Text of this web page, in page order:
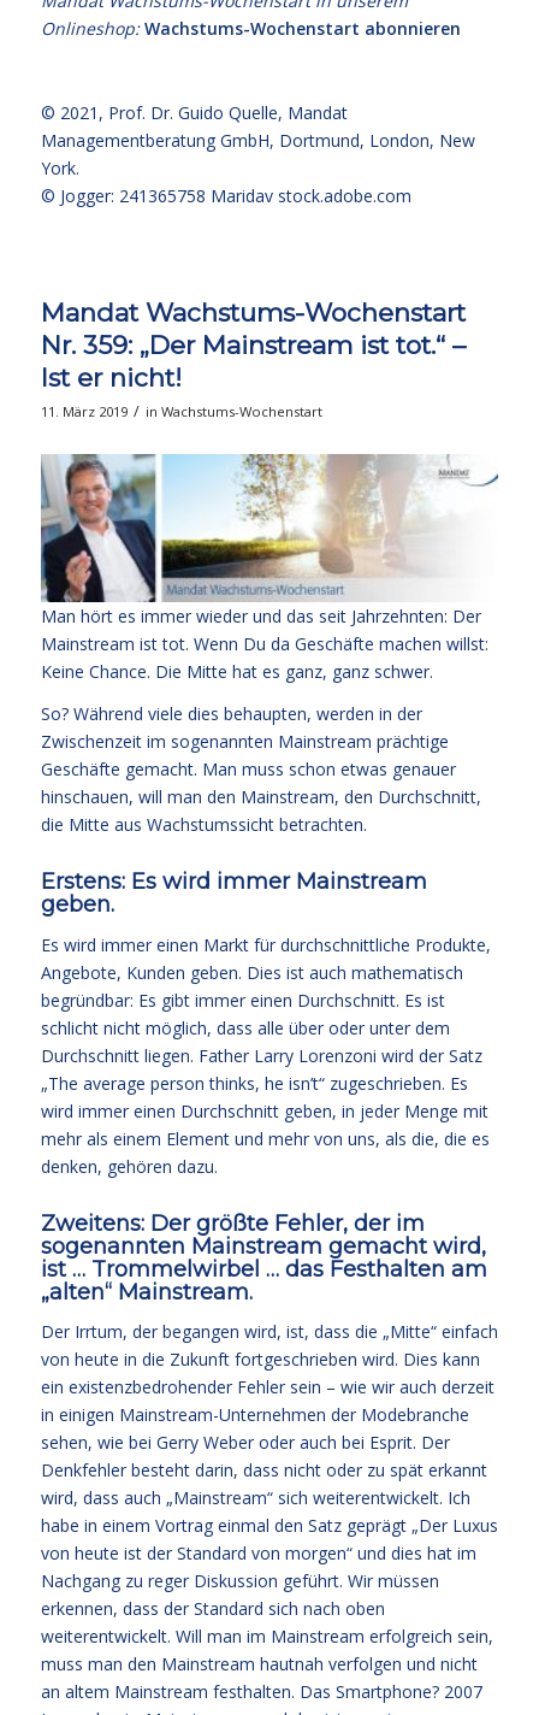
Onlineshop:Wachstums-Wochenstart abonnieren
© 2021, Prof. Dr. Guido Quelle, Mandat
Managementberatung GmbH, Dortmund, London, New
York.
© Jogger: 241365758 Maridav stock.adobe.com
Mandat Wachstums-Wochenstart
Nr. 359: „Der Mainstream ist tot.“ –
Ist er nicht!
11. März 2019 / in Wachstums-Wochenstart
Man hört es immer wieder und das seit Jahrzehnten: Der
Mainstream ist tot. Wenn Du da Geschäfte machen willst:
Keine Chance. Die Mitte hat es ganz, ganz schwer.
So? Während viele dies behaupten, werden in der
Zwischenzeit im sogenannten Mainstream prächtige
Geschäfte gemacht. Man muss schon etwas genauer
hinschauen, will man den Mainstream, den Durchschnitt,
die Mitte aus Wachstumssicht betrachten.
Erstens: Es wird immer Mainstream
geben.
Es wird immer einen Markt für durchschnittliche Produkte,
Angebote, Kunden geben. Dies ist auch mathematisch
begründbar: Es gibt immer einen Durchschnitt. Es ist
schlicht nicht möglich, dass alle über oder unter dem
Durchschnitt liegen. Father Larry Lorenzoni wird der Satz
„The average person thinks, he isn’t“ zugeschrieben. Es
wird immer einen Durchschnitt geben, in jeder Menge mit
mehr als einem Element und mehr von uns, als die, die es
denken, gehören dazu.
Zweitens: Der größte Fehler, der im
sogenannten Mainstream gemacht wird,
ist … Trommelwirbel … das Festhalten am
„alten“ Mainstream.
Der Irrtum, der begangen wird, ist, dass die „Mitte“ einfach
von heute in die Zukunft fortgeschrieben wird. Dies kann
ein existenzbedrohender Fehler sein – wie wir auch derzeit
in einigen Mainstream-Unternehmen der Modebranche
sehen, wie bei Gerry Weber oder auch bei Esprit. Der
Denkfehler besteht darin, dass nicht oder zu spät erkannt
wird, dass auch „Mainstream“ sich weiterentwickelt. Ich
habe in einem Vortrag einmal den Satz geprägt „Der Luxus
von heute ist der Standard von morgen“ und dies hat im
Nachgang zu reger Diskussion geführt. Wir müssen
erkennen, dass der Standard sich nach oben
weiterentwickelt. Will man im Mainstream erfolgreich sein,
muss man den Mainstream hautnah verfolgen und nicht
an altem Mainstream festhalten. Das Smartphone? 2007